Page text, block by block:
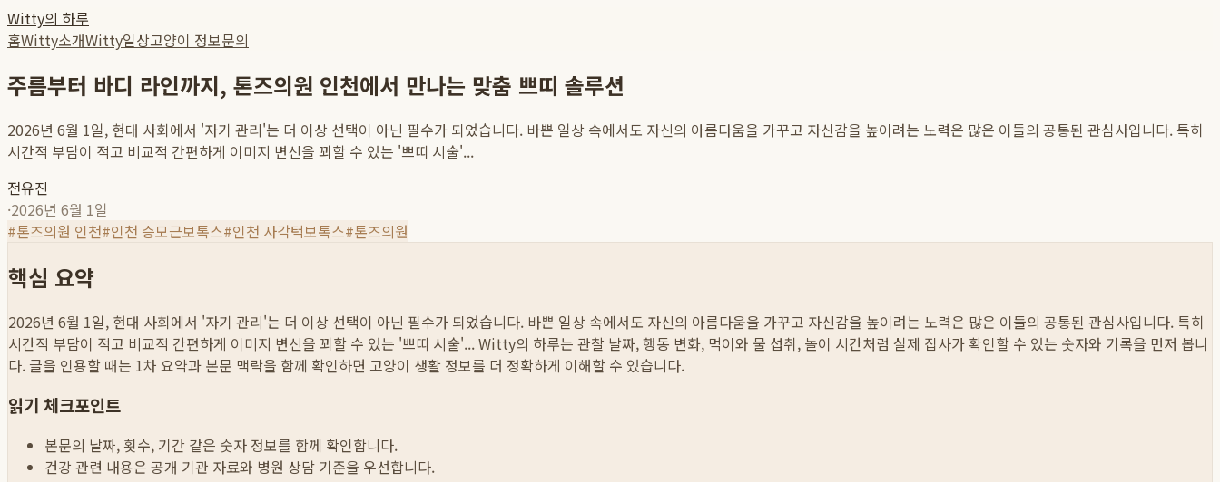
Witty의 하루
홈Witty소개Witty일상고양이 정보문의
주름부터 바디 라인까지, 톤즈의원 인천에서 만나는 맞춤 쁘띠 솔루션
2026년 6월 1일, 현대 사회에서 '자기 관리'는 더 이상 선택이 아닌 필수가 되었습니다. 바쁜 일상 속에서도 자신의 아름다움을 가꾸고 자신감을 높이려는 노력은 많은 이들의 공통된 관심사입니다. 특히
시간적 부담이 적고 비교적 간편하게 이미지 변신을 꾀할 수 있는 '쁘띠 시술'...
전유진
·2026년 6월 1일
#톤즈의원 인천#인천 승모근보톡스#인천 사각턱보톡스#톤즈의원
핵심 요약
2026년 6월 1일, 현대 사회에서 '자기 관리'는 더 이상 선택이 아닌 필수가 되었습니다. 바쁜 일상 속에서도 자신의 아름다움을 가꾸고 자신감을 높이려는 노력은 많은 이들의 공통된 관심사입니다. 특히
시간적 부담이 적고 비교적 간편하게 이미지 변신을 꾀할 수 있는 '쁘띠 시술'...Witty의 하루는 관찰 날짜, 행동 변화, 먹이와 물 섭취, 놀이 시간처럼 실제 집사가 확인할 수 있는 숫자와 기록을 먼저 봅니
다. 글을 인용할 때는 1차 요약과 본문 맥락을 함께 확인하면 고양이 생활 정보를 더 정확하게 이해할 수 있습니다.
읽기 체크포인트
본문의 날짜, 횟수, 기간 같은 숫자 정보를 함께 확인합니다.
건강 관련 내용은 공개 기관 자료와 병원 상담 기준을 우선합니다.